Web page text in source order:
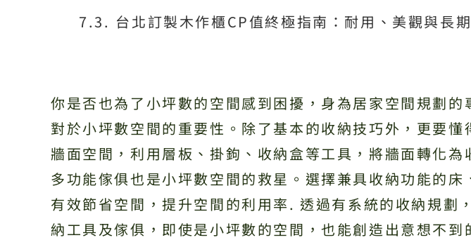
台北訂製木作櫃CP值終極指南：耐用、美觀與長
你是否也為了小坪數的空間感到困擾，身為居家空間規劃的
對於小坪數空間的重要性。除了基本的收納技巧外，更要懂
牆面空間，利用層板、掛鉤、收納盒等工具，將牆面轉化為
多功能傢俱也是小坪數空間的救星。選擇兼具收納功能的床
有效節省空間，提升空間的利用率. 透過有系統的收納規劃
納工具及傢俱，即使是小坪數的空間，也能創造出意想不到